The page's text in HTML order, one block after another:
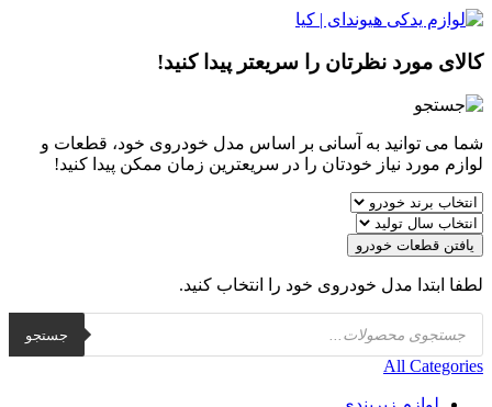
کالای مورد نظرتان را سریعتر پیدا کنید!
شما می توانید به آسانی بر اساس مدل خودروی خود، قطعات و
لوازم مورد نیاز خودتان را در سریعترین زمان ممکن پیدا کنید!
یافتن قطعات خودرو
لطفا ابتدا مدل خودروی خود را انتخاب کنید.
Products
search
جستجو
All Categories